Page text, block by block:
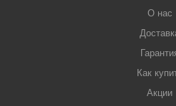
О нас
Как
Акции